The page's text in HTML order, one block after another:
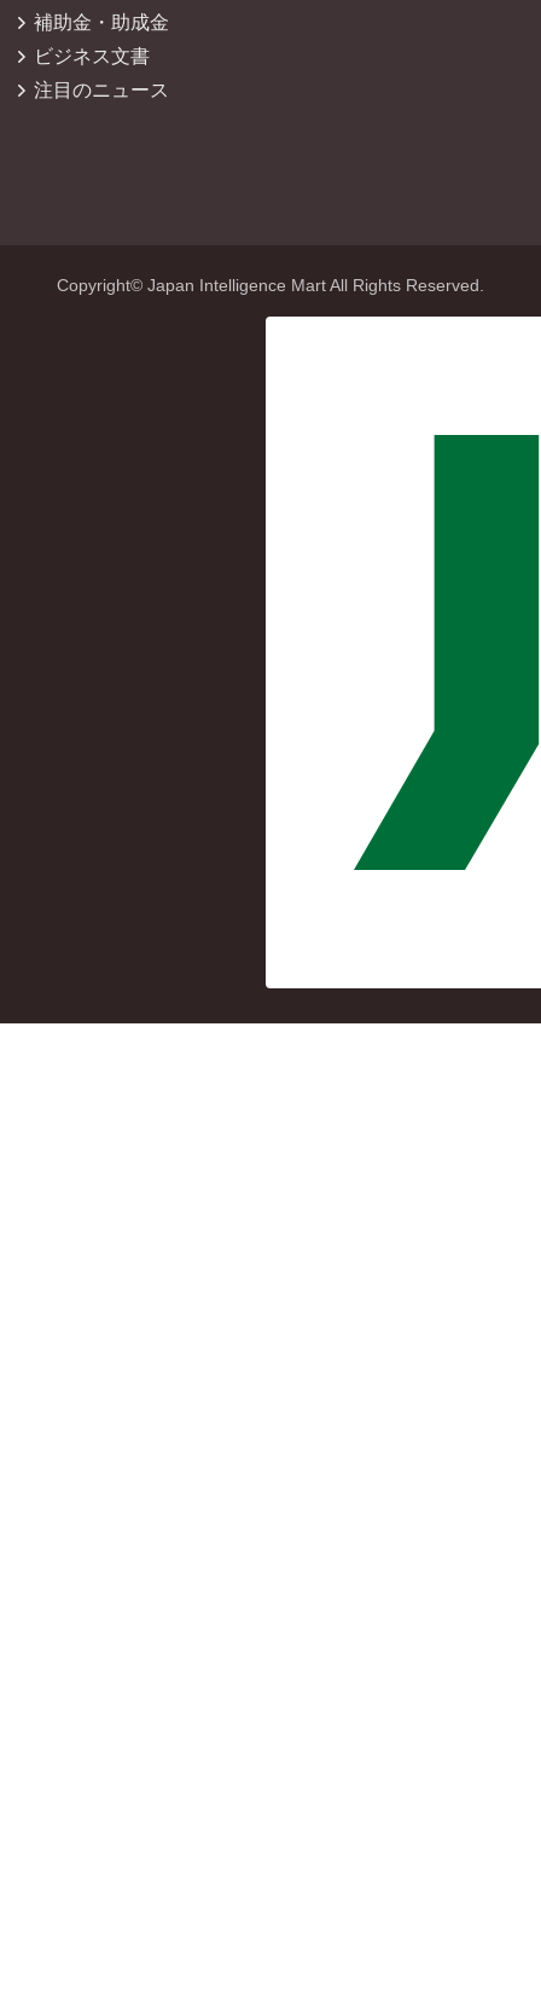
補助金・助成金
ビジネス文書
注目のニュース
Copyright© Japan Intelligence Mart All Rights Reserved.